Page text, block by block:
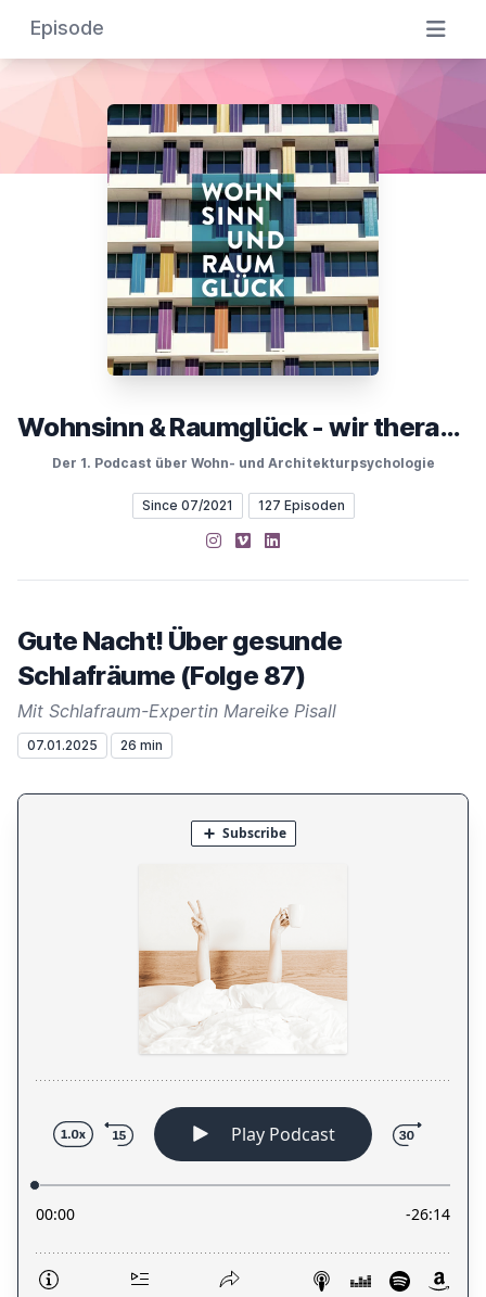
Episode
Wohnsinn & Raumglück - wir therapieren Räume!
Der 1. Podcast über Wohn- und Architekturpsychologie
Since 07/2021 127 Episoden
Instagram
VimeoLinkedIn
Gute Nacht! Über gesunde
Schlafräume (Folge 87)
Mit Schlafraum-Expertin Mareike Pisall
07.01.2025 26 min